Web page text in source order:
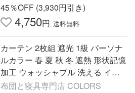
45％OFF (3,930円引き)
4,750円 送料無料
カーテン 2枚組 遮光 1級 パーソナ
ルカラー 春 夏 秋 冬 遮熱 形状記憶
加工 ウォッシャブル 洗える イエ
ローベース ブルーベース
布団と寝具専門店 COLORS